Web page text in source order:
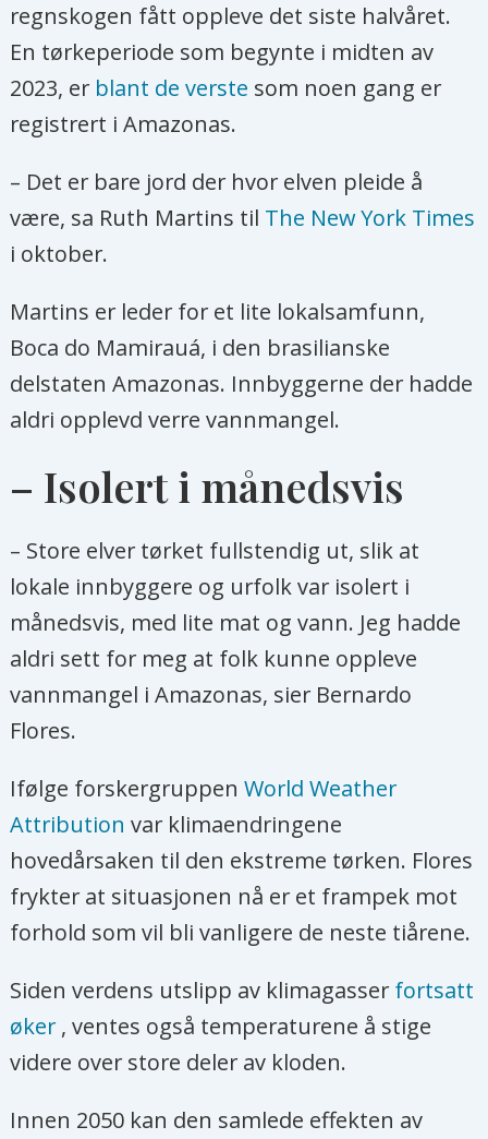
regnskogen fått oppleve det siste halvåret.
En tørkeperiode som begynte i midten av
2023, er blant de verste som noen gang er
registrert i Amazonas.
– Det er bare jord der hvor elven pleide å
være, sa Ruth Martins til The New York Times
i oktober.
Martins er leder for et lite lokalsamfunn,
Boca do Mamirauá, i den brasilianske
delstaten Amazonas. Innbyggerne der hadde
aldri opplevd verre vannmangel.
– Isolert i månedsvis
– Store elver tørket fullstendig ut, slik at
lokale innbyggere og urfolk var isolert i
månedsvis, med lite mat og vann. Jeg hadde
aldri sett for meg at folk kunne oppleve
vannmangel i Amazonas, sier Bernardo
Flores.
Ifølge forskergruppenWorld Weather
Attributionvar klimaendringene
hovedårsaken til den ekstreme tørken. Flores
frykter at situasjonen nå er et frampek mot
forhold som vil bli vanligere de neste tiårene.
Siden verdens utslipp av klimagasser fortsatt
øker, ventes også temperaturene å stige
videre over store deler av kloden.
Innen 2050 kan den samlede effekten av